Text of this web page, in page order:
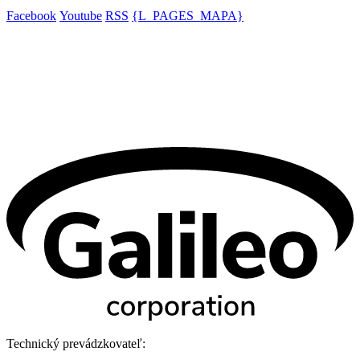
Facebook Youtube RSS {L_PAGES_MAPA}
Technický prevádzkovateľ: